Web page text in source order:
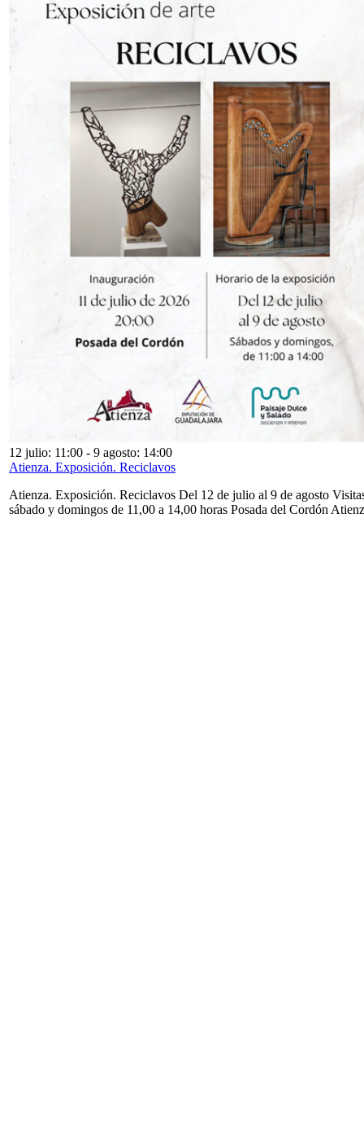
12 julio: 11:00 - 9 agosto: 14:00
Atienza. Exposición. Reciclavos
Atienza. Exposición. Reciclavos Del 12 de julio al 9 de agosto
sábado y domingos de 11,00 a 14,00 horas Posada del Cordón